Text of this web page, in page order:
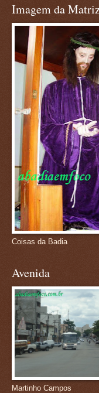
Imagem da
Coisas da Badia
Avenida
Martinho Campos